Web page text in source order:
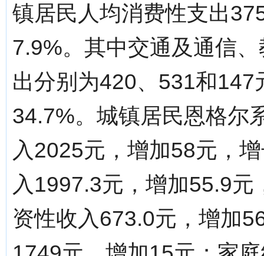
镇居民人均消费性支出
7.9%。其中交通及通信
出分别为420、531和
34.7%。城镇居民恩格尔
入2025元，增加58元，
入1997.3元，增加55.9
资性收入673.0元，增加